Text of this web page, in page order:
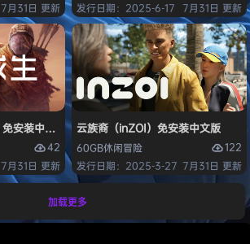
7月31日 更新
发行日期：2025-6-17
7月31日 更新
免安装中文版
42
7月31日 更新
云族裔（inZOI）免安装中文版
60GB休闲冒险
122
发行日期：2025-3-27 7月31日 更新
加载更多